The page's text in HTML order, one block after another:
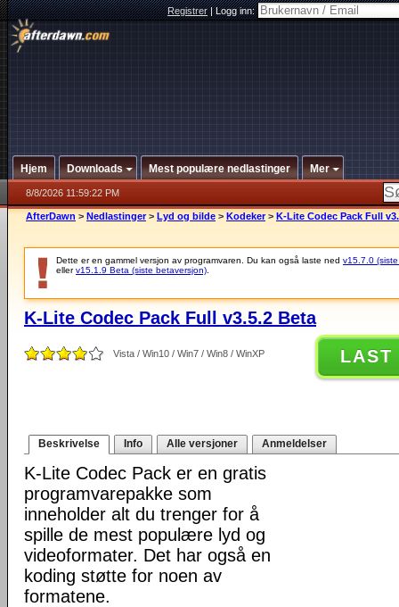
Registrer|Logg inn:
Hjem Downloads Mest populære nedlastinger Mer
8/8/2026 11:59:22 PM
AfterDawn > Nedlastinger > Lyd og bilde > Kodeker > K-Lite Codec Pack Full
Dette er en gammel versjon av programvaren. Du kan også laste ned v15.7.0
ellerv15.1.9 Beta (siste betaversjon)
K-Lite Codec Pack Full v3.5.2 Beta
Vista / Win10 / Win7 / Win8 / WinXP LAST
Beskrivelse Info Alle versjoner Anmeldelser
K-Lite Codec Pack er en gratis
programvarepakke som
inneholder alt du trenger for å
spille de mest populære lyd og
videoformater. Det har også en
koding støtte for noen av
formatene.